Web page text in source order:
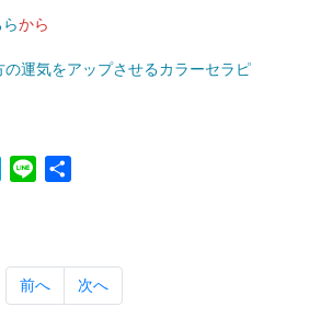
から
Hatena
Line
前へ 次へ